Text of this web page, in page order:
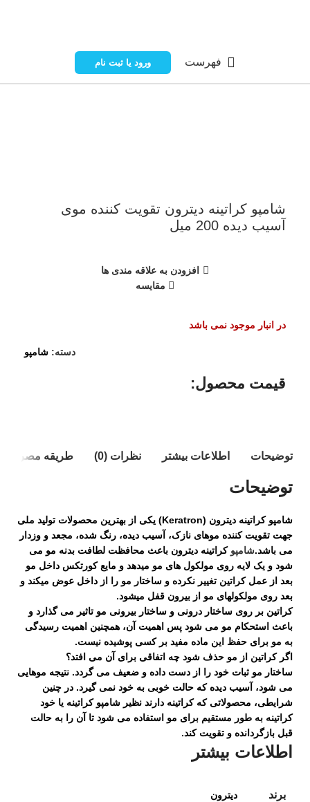
فهرست ورود یا ثبت نام
شامپو کراتینه دیترون تقویت کننده موی
آسیب دیده 200 میل
افزودن به علاقه مندی ها
مقایسه
در انبار موجود نمی باشد
دسته: شامپو
قیمت محصول:​
توضیحات اطلاعات بیشتر نظرات (0) طریقه مصرف
توضیحات
شامپو کراتینه دیترون (Keratron) یکی از بهترین محصولات تولید ملی
جهت تقویت کننده موهای نازک، آسیب دیده، رنگ شده، مجعد و وزدار
می باشد.شامپو کراتینه دیترون باعث محافظت لطافت بدنه مو می
شود و یک لایه روی مولکول های مو میدهد و مایع کورتکس داخل مو
بعد از عمل کراتین تغییر نکرده و ساختار مو را از داخل عوض میکند و
بعد روی مولکولهای مو از بیرون قفل میشود.
کراتین بر روی ساختار درونی و ساختار بیرونی مو تاثیر می گذارد و
باعث استحکام مو می شود پس اهمیت آن، همچنین اهمیت رسیدگی
به مو برای حفظ این ماده مفید بر کسی پوشیده نیست.
اگر کراتین از مو حذف شود چه اتفاقی برای آن می افتد؟
ساختار مو ثبات خود را از دست داده و ضعیف می گردد. نتیجه موهایی
می شود، آسیب دیده که حالت خوبی به خود نمی گیرد. در چنین
شرایطی، محصولاتی که کراتینه دارند نظیر شامپو کراتینه یا خود
کراتینه به طور مستقیم برای مو استفاده می شود تا آن را به حالت
قبل بازگردانده و تقویت کند.
اطلاعات بیشتر
برند دیترون